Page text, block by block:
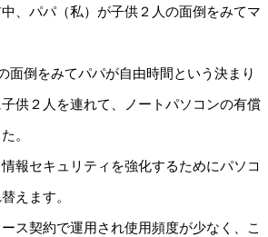
、パパ（私）が子供２人の面倒をみてマ
面倒をみてパパが自由時間という決まり
供２人を連れて、ノートパソコンの有償
。
報セキュリティを強化するためにパソコ
えます。
ス契約で運用され使用頻度が少なく、こ